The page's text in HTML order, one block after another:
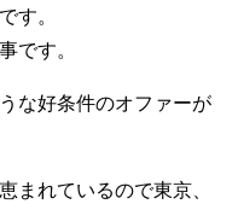
す。
です。
な好条件のオファーが
まれているので東京、